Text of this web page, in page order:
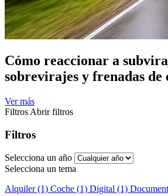
Cómo reaccionar a
sobrevirajes y frenadas de
Ver más
Filtros Abrir filtros
Filtros
Selecciona un año
Selecciona un tema
Alquiler (1) Coche (1) Digital (1)